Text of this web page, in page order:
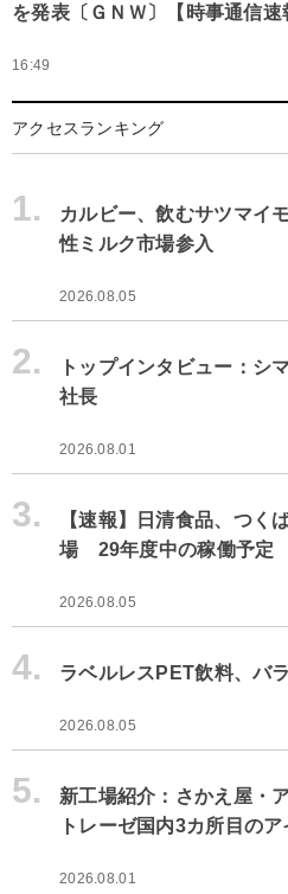
を発表〔ＧＮＷ〕【時事通信速
16:49
アクセスランキング
1.
カルビー、飲むサツマイ
性ミルク市場参入
2026.08.05
2.
トップインタビュー：シ
社長
2026.08.01
3.
【速報】日清食品、つく
場 29年度中の稼働予定
2026.08.05
4. ラベルレスPET飲料、バ
2026.08.05
5.
新工場紹介：さかえ屋・
トレーゼ国内3カ所目の
2026.08.01